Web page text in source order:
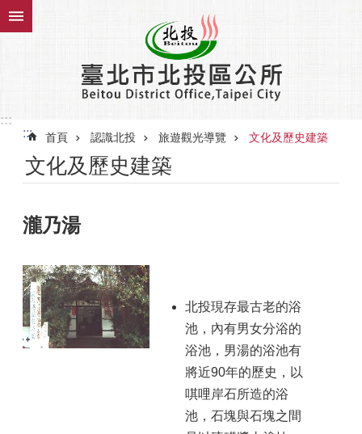
跳到主要內容區塊
:::
:::
首頁 認識北投 旅遊觀光導覽 文化及歷史建築
文化及歷史建築
瀧乃湯
北投現存最古老的浴
池，內有男女分浴的
浴池，男湯的浴池有
將近90年的歷史，以
唭哩岸石所造的浴
池，石塊與石塊之間